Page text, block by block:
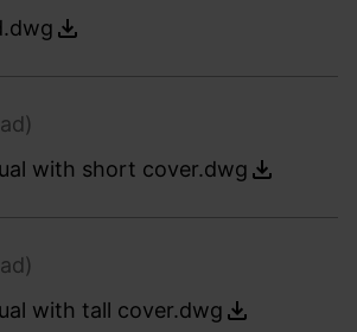
with short cover.dwg
with tall cover.dwg